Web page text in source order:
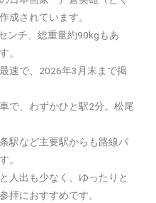
成されています。
ンチ、総重量約90kgもあ
。
速で、2026年3月末まで掲
で、わずかひと駅2分。松尾
駅など主要駅からも路線バ
。
人出も少なく、ゆったりと
拝におすすめです。